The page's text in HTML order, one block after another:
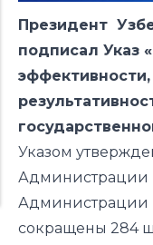
Президент
подписал Указ
Указом
Администрации
Администрации
сокращены 284